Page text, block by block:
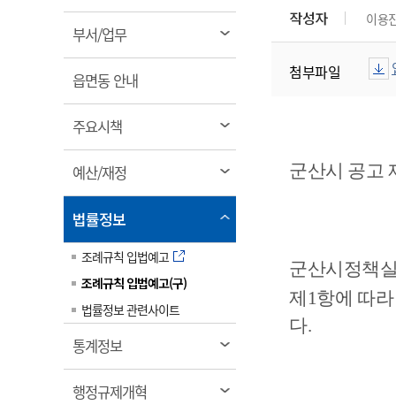
찾아오시는길
민원편의제도
사전심사 청구제도
납세자 보호관제도
『안심상속』 원스톱 서비
찾아오시는길
군산시보
웹진 열린군산
찾아오시는길
장사정보
찾아오시는길
군산 특화 수산물
찾아오시는길
계약정보공개
입찰/계약정보
용역과제
상품권 구매 사용 및 관리
찾아오시는길
찾아오시는길
찾아오시는길
림
부서/업무열
림
읍면동 안내열
림
주요시책열
림
예산/재정
림
법률정보열
림
조례규칙 입법예고
조례규칙 입법예고(구)
법률정보 관련사이트
통계정보열
림
행정규제개혁
작성자 이용
첨부파일
군산시 공고
군산시정책
제1항에 따
다.